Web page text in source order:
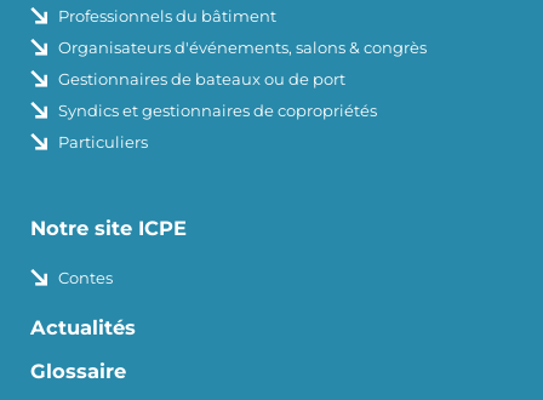
Professionnels du bâtiment
Organisateurs d'événements, salons & congrès
Gestionnaires de bateaux ou de port
Syndics et gestionnaires de copropriétés
Particuliers
Notre site ICPE
Contes
Actualités
Glossaire